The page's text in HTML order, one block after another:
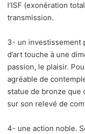
l’ISF (exonération
transmission.
3- un investissement
d’art touche à une
passion, le plaisir.
agréable de
statue de bronze que
sur son relevé de
4- une action noble.